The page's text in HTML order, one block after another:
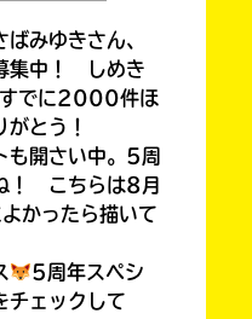
みゆきさん、
集中！ しめき
でに2000件ほ
とう！
も開さい中。5周
！ こちらは8月
かったら描いて
5周年スペシ
チェックして